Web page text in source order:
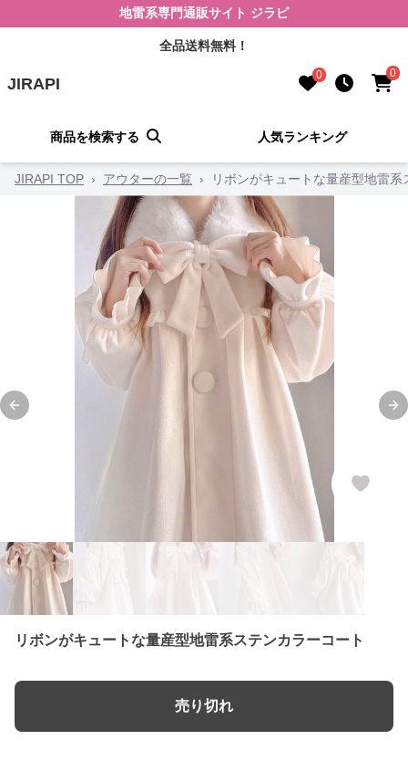
地雷系専門通販サイト ジラピ
全品送料無料！
JIRAPI 0 0
商品を検索する 人気ランキング
JIRAPI TOP › アウターの一覧 › リボンがキュートな量産型地雷
Previous slide
リボンがキュートな量産型地雷系ステンカラーコート
売り切れ